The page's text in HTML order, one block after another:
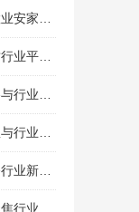
业新篇）
可选？
业趋势
业动态
新机遇
才供需